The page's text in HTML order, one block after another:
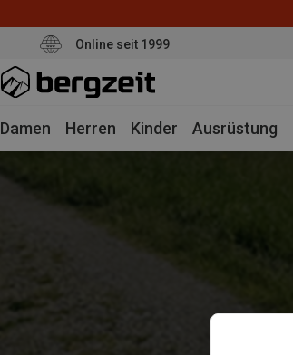
Online seit 1999
Damen Herren Kinder Ausrüstung